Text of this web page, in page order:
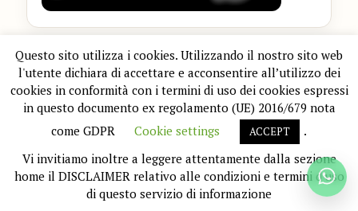
RUBRICHE
ARCHIVI
Questo sito utilizza i cookies. Utilizzando il nostro sito web
l'utente dichiara di accettare e acconsentire all’utilizzo dei
cookies in conformità con i termini di uso dei cookies espressi
in questo documento ex regolamento (UE) 2016/679 nota
come GDPR
Cookie settings ACCEPT
.
Vi invitiamo inoltre a leggere attentamente dalla sezione
home il DISCLAIMER relativo alle condizioni e termini d'uso
di questo servizio di informazione